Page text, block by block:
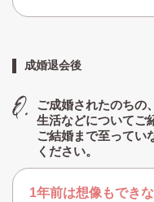
成婚退会後
ご成婚されたのちの
生活などについてご
ご結婚まで至ってい
ください。
1年前は想像もでき